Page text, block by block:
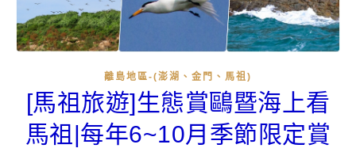
離島地區-(澎湖、金門、馬祖)
[馬祖旅遊]生態賞鷗暨海上看
馬祖|每年6~10月季節限定賞